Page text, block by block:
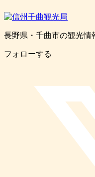
長野県・千曲市の観光情
フォローする